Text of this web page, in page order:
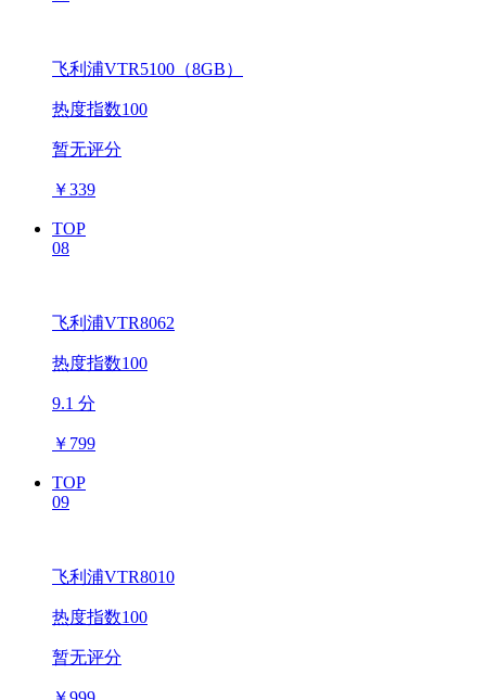
飞利浦VTR5100（8GB）
热度指数100
暂无评分
￥339
TOP
08
飞利浦VTR8062
热度指数100
9.1 分
￥ 799
TOP
09
飞利浦VTR8010
热度指数100
暂无评分